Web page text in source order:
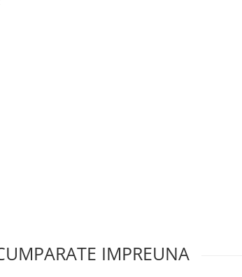
IMPREUNA